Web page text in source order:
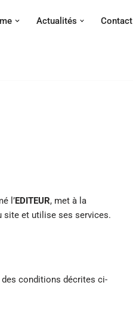
Actualités Contact
l’EDITEUR, met à la
site et utilise ses services.
des conditions décrites ci-